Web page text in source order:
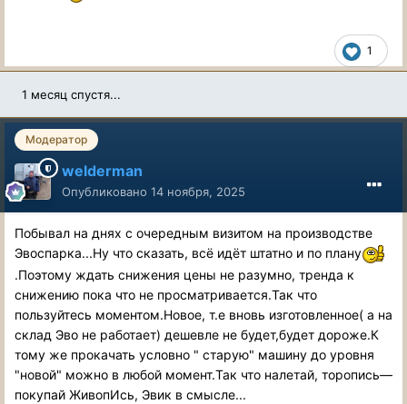
1
1 месяц спустя...
Модератор
welderman
Опубликовано 14 ноября, 2025
Побывал на днях с очередным визитом на производстве
Эвоспарка...Ну что сказать, всё идёт штатно и по плану
.Поэтому ждать снижения цены не разумно, тренда к
снижению пока что не просматривается.Так что
пользуйтесь моментом.Новое, т.е вновь изготовленное( а на
склад Эво не работает) дешевле не будет,будет дороже.К
тому же прокачать условно " старую" машину до уровня
"новой" можно в любой момент.Так что налетай, торопись—
покупай ЖивопИсь, Эвик в смысле...